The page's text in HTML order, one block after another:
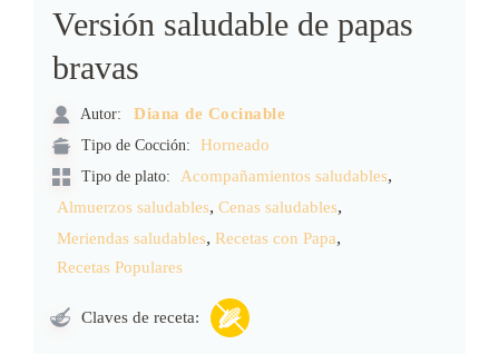
Versión saludable de papas
bravas
Autor:
Diana de Cocinable
Tipo de Cocción:
Horneado
Tipo de plato:
Acompañamientos saludables,
Almuerzos saludables, Cenas saludables,
Meriendas saludables, Recetas con Papa,
Recetas Populares
Claves de receta: